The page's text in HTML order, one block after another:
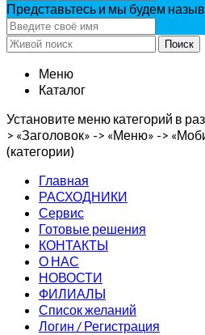
Представьтесь и мы будем
Поиск
Меню
Каталог
Установите меню категорий в
> «Заголовок» -> «Меню» ->
(категории)
Главная
РАСХОДНИКИ
Сервис
Готовые решения
КОНТАКТЫ
О НАС
НОВОСТИ
ФИЛИАЛЫ
Список желаний
Логин / Регистрация